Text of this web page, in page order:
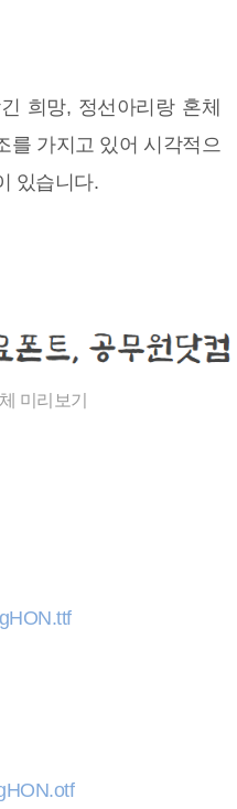
희망, 정선아리랑 혼체
를 가지고 있어 시각적으
있습니다.
미리보기